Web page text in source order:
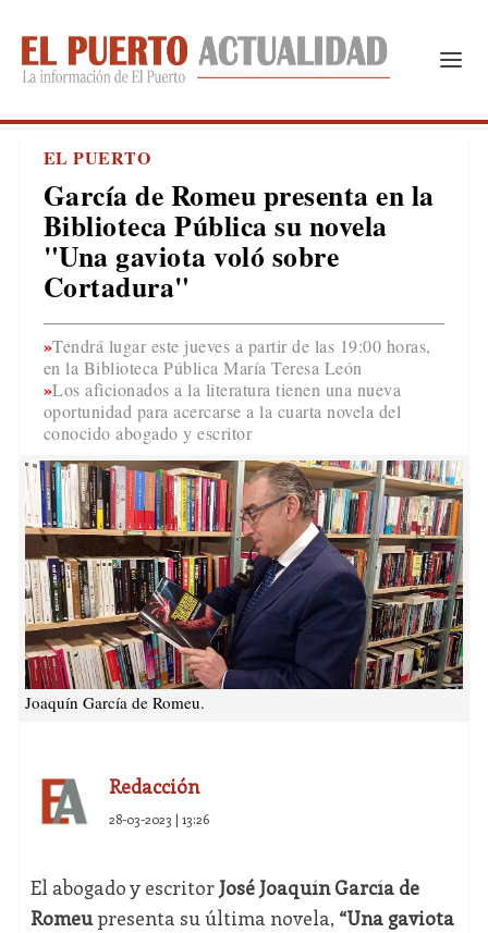
EL PUERTO
García de Romeu presenta en la
Biblioteca Pública su novela
"Una gaviota voló sobre
Cortadura"
Tendrá lugar este jueves a partir de las 19:00 horas,
en la Biblioteca Pública María Teresa León
Los aficionados a la literatura tienen una nueva
oportunidad para acercarse a la cuarta novela del
conocido abogado y escritor
Joaquín García de Romeu.
Redacción
28-03-2023 | 13:26
El abogado y escritor José Joaquín García de
Romeupresenta su última novela, “Una gaviota